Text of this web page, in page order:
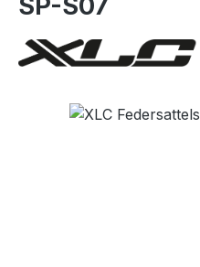
Bildergalerie überspringen